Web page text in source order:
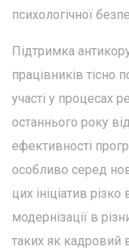
психологічної
Підтримка
працівників тісно
участі у процесах
останнього року
ефективності
особливо серед
цих ініціатив
модернізації в
таких як кадровий